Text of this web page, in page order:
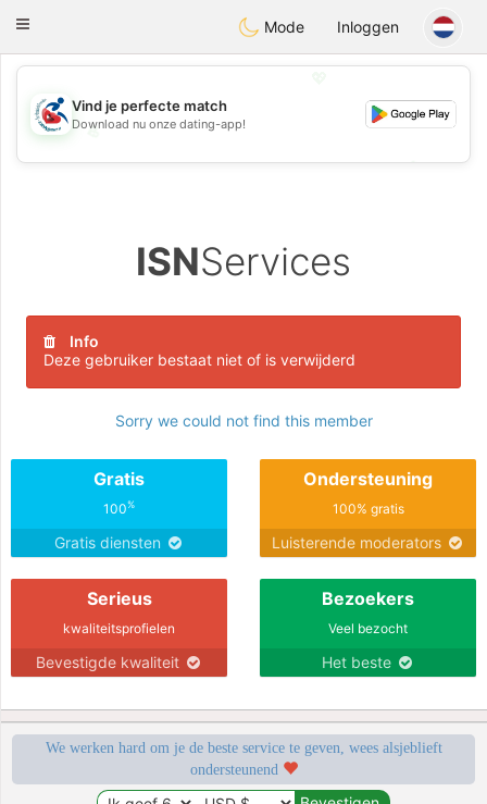
Handi Space
Toggle
Mode Inloggen
💖
💕
Vind je perfecte match
Download nu onze dating-app!
ISNServices
Info
Deze gebruiker bestaat niet of is verwijderd
Sorry we could not find this member
Gratis
100%
Gratis diensten
Ondersteuning
100% gratis
Luisterende moderators
Serieus
kwaliteitsprofielen
Bevestigde kwaliteit
Bezoekers
Veel bezocht
Het beste
We werken hard om je de beste service te geven, wees alsjeblieft
ondersteunend